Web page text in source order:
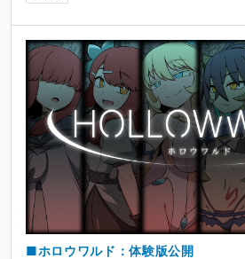
■ホロウワルド：体験版公開